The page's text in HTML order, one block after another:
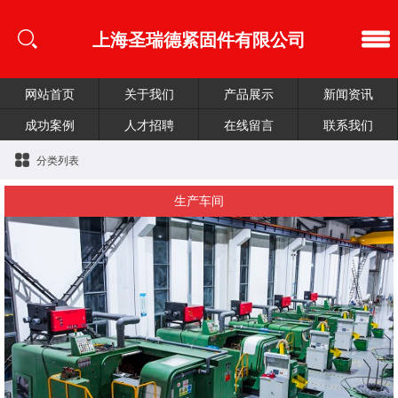
上海圣瑞德紧固件有限公司
网站首页 关于我们 产品展示
新闻资讯
成功案例
人才招聘 在线留言 联系我们
分类列表
生产车间